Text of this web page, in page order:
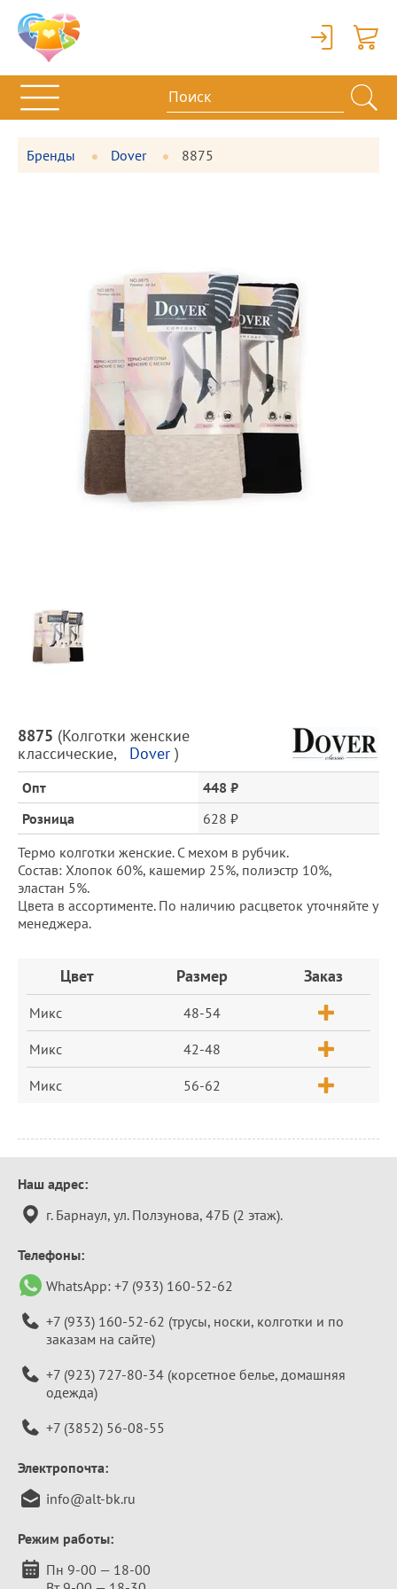
Вход
Бренды Dover 8875
Описание
товара
и
цена
8875 (Колготки женские
классические, Dover )
Опт
448 ₽
Розница
628 ₽
Термо колготки женские. С мехом в рубчик.
Состав: Хлопок 60%, кашемир 25%, полиэстр 10%,
эластан 5%.
Цвета в ассортименте. По наличию расцветок уточняйте у
менеджера.
ЗаказЦвет Размер Заказ
Микс 48-54
Микс 42-48
Микс 56-62
Контактная
информация
Наш адрес:
г. Барнаул, ул. Ползунова, 47Б (2 этаж).
Телефоны:
WhatsApp: +7 (933) 160-52-62
+7 (933) 160-52-62 (трусы, носки, колготки и по
заказам на сайте)
+7 (923) 727-80-34 (корсетное белье, домашняя
одежда)
+7 (3852) 56-08-55
Электропочта:
info@alt-bk.ru
Режим работы:
Пн 9-00 — 18-00